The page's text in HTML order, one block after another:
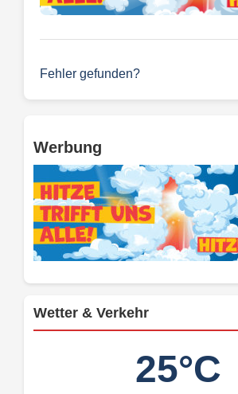
Fehler gefunden?
Werbung
Wetter & Verkehr
25°C